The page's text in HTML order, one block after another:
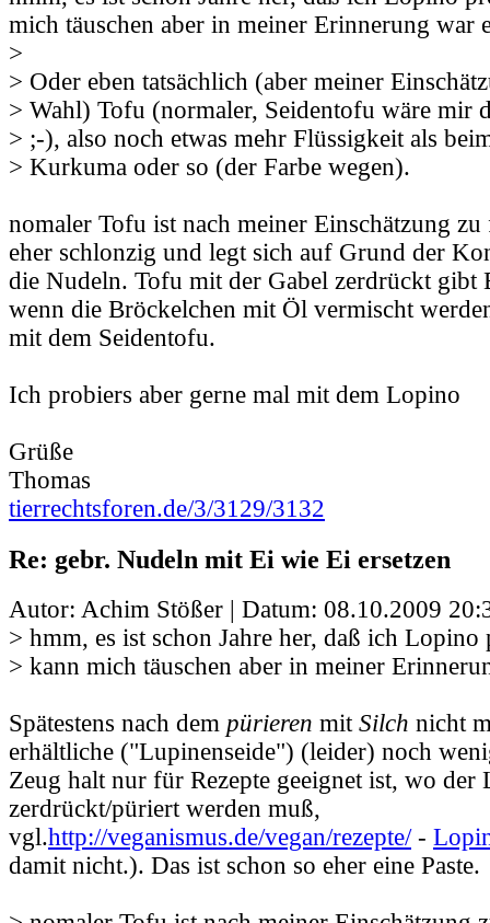
mich täuschen aber in meiner Erinnerung war
>
> Oder eben tatsächlich (aber meiner
> Wahl) Tofu (normaler, Seidentofu wäre mir
> ;-), also noch etwas mehr Flüssigkeit als
> Kurkuma oder so (der Farbe wegen).
nomaler Tofu ist nach meiner Einschätzung
eher schlonzig und legt sich auf Grund der
die Nudeln. Tofu mit der Gabel zerdrückt gibt
wenn die Bröckelchen mit Öl vermischt
mit dem Seidentofu.
Ich probiers aber gerne mal mit dem Lopino
Grüße
Thomas
tierrechtsforen.de/3/3129/3132
Re: gebr. Nudeln mit Ei wie Ei ersetzen
Autor: Achim Stößer | Datum: 08.10.2009
> hmm, es ist schon Jahre her, daß ich Lopino
> kann mich täuschen aber in meiner
Spätestens nach dem pürieren mit Silch nicht
erhältliche ("Lupinenseide") (leider) noch
Zeug halt nur für Rezepte geeignet ist, wo der
zerdrückt/püriert werden muß,
vgl.http://veganismus.de/vegan/rezepte/-
damit nicht.). Das ist schon so eher eine Paste.